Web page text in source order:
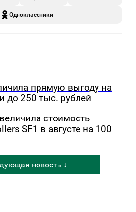
Одноклассники
прямую выгоду на
до 250 тыс. рублей
стоимость
SF1 в августе на 100
новость ↓